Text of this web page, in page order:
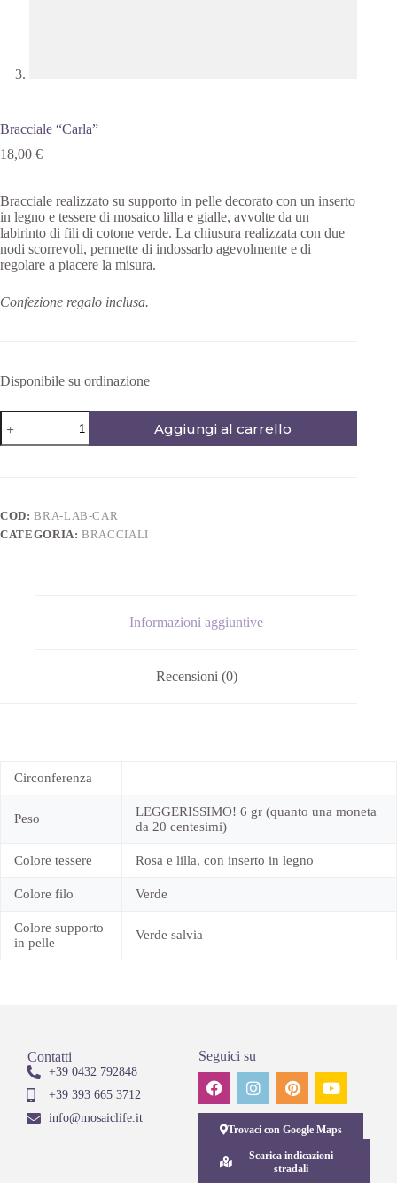
Bracciale “Carla”
18,00 €
Bracciale realizzato su supporto in pelle decorato con un inserto
in legno e tessere di mosaico lilla e gialle, avvolte da un
labirinto di fili di cotone verde. La chiusura realizzata con due
nodi scorrevoli, permette di indossarlo agevolmente e di
regolare a piacere la misura.
Confezione regalo inclusa.
Disponibile su ordinazione
Aggiungi al carrello
COD:BRA-LAB-CAR
CATEGORIA:BRACCIALI
Informazioni aggiuntive
Recensioni (0)
Circonferenza
Peso
LEGGERISSIMO! 6 gr (quanto una moneta
da 20 centesimi)
Colore tessere Rosa e lilla, con inserto in legno
Colore filo Verde
Colore supporto
in pelle
Verde salvia
Contatti
+39 0432 792848
+39 393 665 3712
info@mosaiclife.it
Seguici su
Trovaci con Google Maps
Scarica indicazioni
stradali